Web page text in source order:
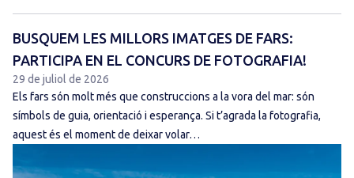
BUSQUEM LES MILLORS IMATGES DE FARS:
PARTICIPA EN EL CONCURS DE FOTOGRAFIA!
29 de juliol de 2026
Els fars són molt més que construccions a la vora del mar: són
símbols de guia, orientació i esperança. Si t’agrada la fotografia,
aquest és el moment de deixar volar…